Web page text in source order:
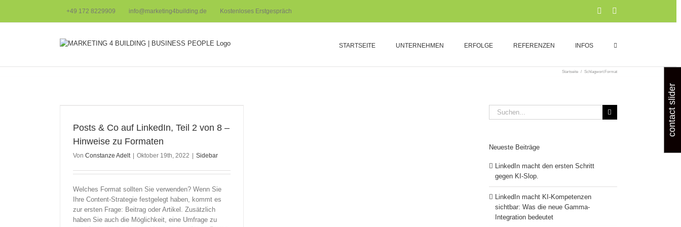
springen
+49 172 8229909 info@marketing4building.de Kostenloses Erstgespräch Xing
STARTSEITE UNTERNEHMEN ERFOLGE REFERENZEN INFOS
Startseite / Schlagwort:Format
Posts & Co auf LinkedIn, Teil 2 von 8 –
Hinweise zu Formaten
Von Constanze Adelt Oktober 19th, 2022 Sidebar
Welches Format sollten Sie verwenden? Wenn Sie
Ihre Content-Strategie festgelegt haben, kommt es
zur ersten Frage: Beitrag oder Artikel. Zusätzlich
haben Sie auch die Möglichkeit, eine Umfrage zu
Suche
nach:
Neueste Beiträge
LinkedIn macht den ersten Schritt
gegen KI-Slop.
LinkedIn macht KI-Kompetenzen
sichtbar: Was die neue Gamma-
Integration bedeutet
contact slider